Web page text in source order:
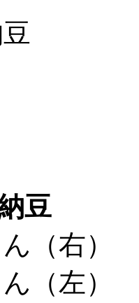
豆
（右）
（左）